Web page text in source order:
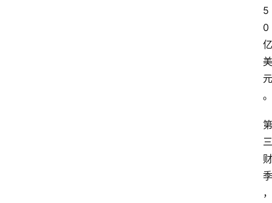
5
0
亿
美
元
。
第
三
财
季
，